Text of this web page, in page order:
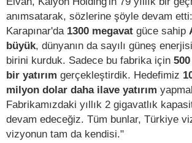
anımsatarak, sözlerine şöyle devam
Karapınar'da 1300 megavat güce sahip
büyük, dünyanın da sayılı güneş
birini kurduk. Sadece bu fabrika için
bir yatırım gerçekleştirdik. Hedefimiz
milyon dolar daha ilave yatırım
Fabrikamızdaki yıllık 2 gigavatlık
devam edeceğiz. Tüm bunlar, Türkiye
vizyonun tam da kendisi."